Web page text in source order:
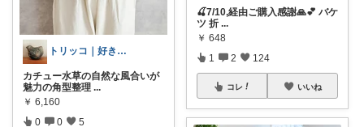
トリッコ｜好きな雑貨・インテリア
カチュー水草の自然な風合いが
魅力の角型整理 ...
￥ 6,160
0 0 5
🍒7/10,経由ご購入感謝🙏💕 バケ
ツ 折 ...
￥ 648
1 2 124
コレ いいね